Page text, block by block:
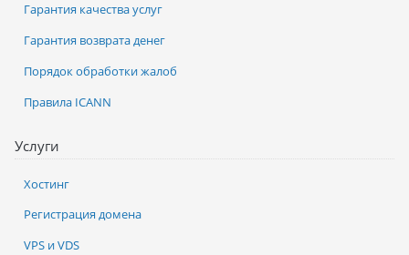
Услуги
Хостинг
Регистрация домена
VPS и VDS
Гарантия качества услуг
Гарантия возврата денег
Порядок обработки жалоб
Правила ICANN